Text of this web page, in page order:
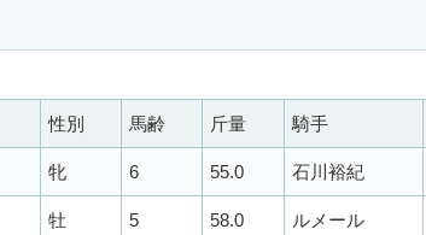
性別 馬齢 斤量 騎手
牝 6 55.0 石川裕紀
牡 5 58.0 ルメール